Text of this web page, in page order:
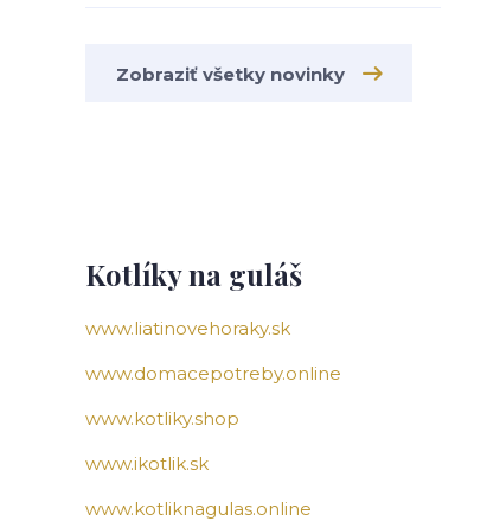
Zobraziť všetky novinky
Kotlíky na guláš
www.liatinovehoraky.sk
www.domacepotreby.online
www.kotliky.shop
www.ikotlik.sk
www.kotliknagulas.online